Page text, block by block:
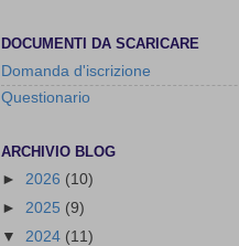
DOCUMENTI DA SCARICARE
Domanda d'iscrizione
Questionario
ARCHIVIO BLOG
► 2026 (10)
► 2025 (9)
▼ 2024 (11)